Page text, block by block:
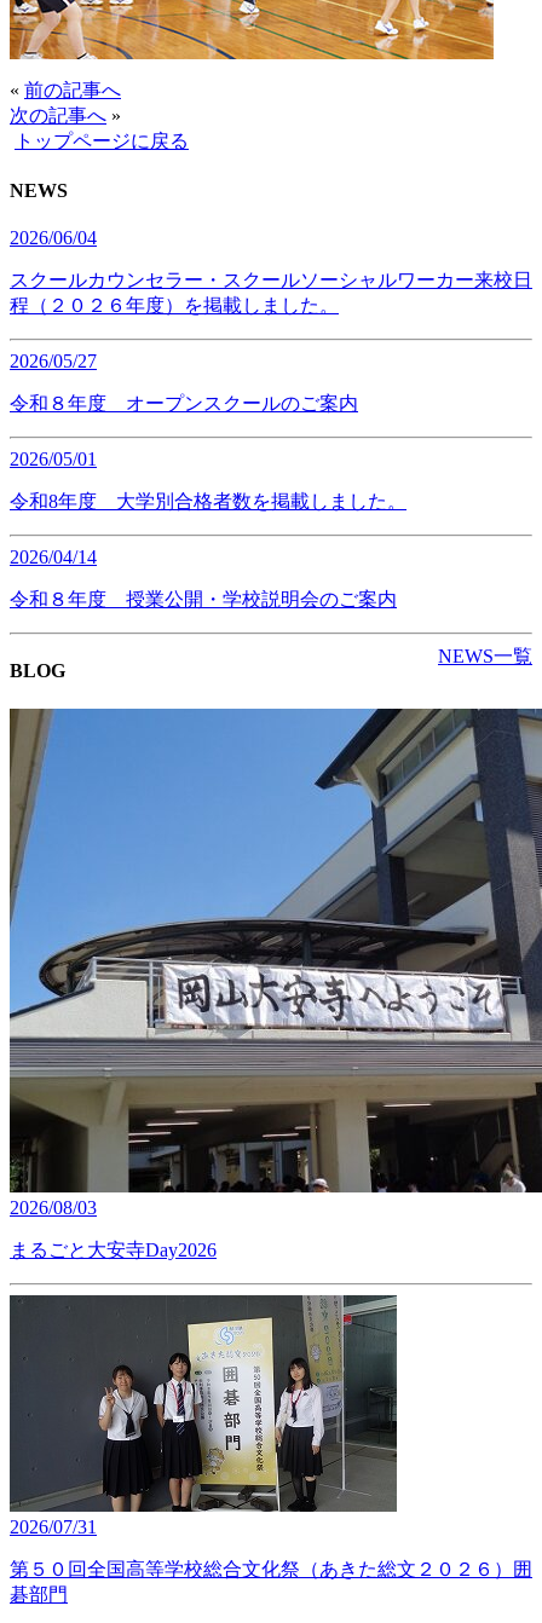
« 前の記事へ
次の記事へ »
トップページに戻る
NEWS
2026/06/04
スクールカウンセラー・スクールソーシャルワーカー来校日
程（２０２６年度）を掲載しました。
2026/05/27
令和８年度 オープンスクールのご案内
2026/05/01
令和8年度 大学別合格者数を掲載しました。
2026/04/14
令和８年度 授業公開・学校説明会のご案内
NEWS一覧
BLOG
2026/08/03
まるごと大安寺Day2026
2026/07/31
第５０回全国高等学校総合文化祭（あきた総文２０２６）囲
碁部門